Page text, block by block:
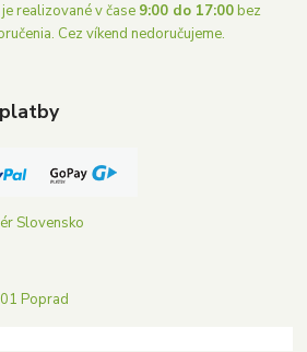
realizované v čase 9:00 do 17:00bez
Cez víkend nedoručujeme.
Slovensko
Poprad